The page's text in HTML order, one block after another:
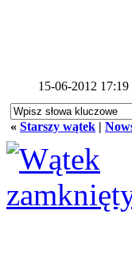
15-06-2012 17:19
« Starszy wątek |